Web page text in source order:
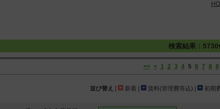
検索結果：
<< < 1 2 3 4 5 6 7 8 9
並び替え [ 新着 | 賃料(管理費等込) | 初期